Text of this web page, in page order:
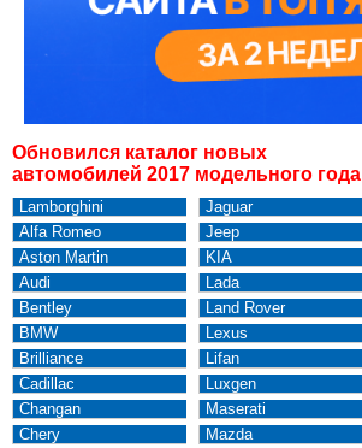
Обновился каталог новых
автомобилей 2017 модельного года
Lamborghini
Alfa Romeo
Aston Martin
Audi
Bentley
BMW
Brilliance
Cadillac
Changan
Chery
Jaguar
Jeep
KIA
Lada
Land Rover
Lexus
Lifan
Luxgen
Maserati
Mazda